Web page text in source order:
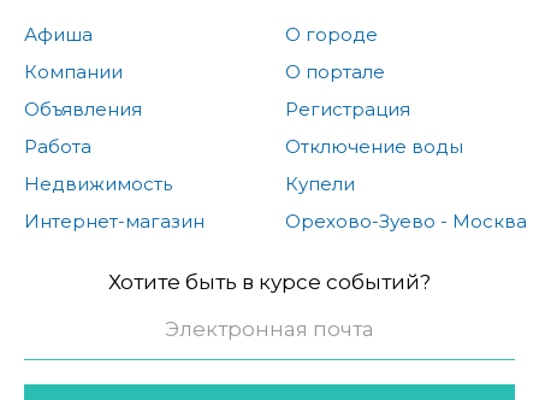
Афиша
Компании
Объявления
Работа
Недвижимость
Интернет-магазин
О городе
О портале
Регистрация
Отключение воды
Купели
Орехово-Зуево - Москва
Хотите быть в курсе событий?